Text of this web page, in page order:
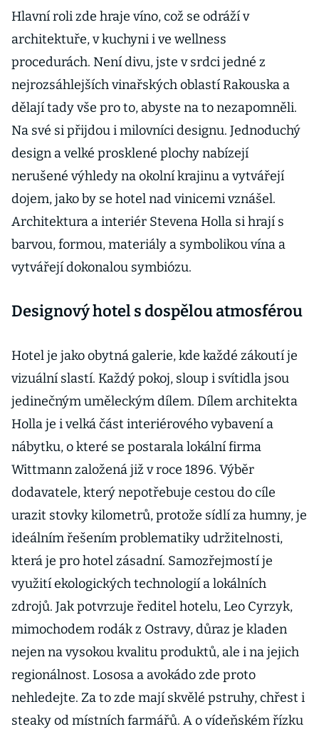
Hlavní roli zde hraje víno, což se odráží v
architektuře, v kuchyni i ve wellness
procedurách. Není divu, jste v srdci jedné z
nejrozsáhlejších vinařských oblastí Rakouska a
dělají tady vše pro to, abyste na to nezapomněli.
Na své si přijdou i milovníci designu. Jednoduchý
design a velké prosklené plochy nabízejí
nerušené výhledy na okolní krajinu a vytvářejí
dojem, jako by se hotel nad vinicemi vznášel.
Architektura a interiér Stevena Holla si hrají s
barvou, formou, materiály a symbolikou vína a
vytvářejí dokonalou symbiózu.
Designový hotel s dospělou atmosférou
Hotel je jako obytná galerie, kde každé zákoutí je
vizuální slastí. Každý pokoj, sloup i svítidla jsou
jedinečným uměleckým dílem. Dílem architekta
Holla je i velká část interiérového vybavení a
nábytku, o které se postarala lokální firma
Wittmann založená již v roce 1896. Výběr
dodavatele, který nepotřebuje cestou do cíle
urazit stovky kilometrů, protože sídlí za humny, je
ideálním řešením problematiky udržitelnosti,
která je pro hotel zásadní. Samozřejmostí je
využití ekologických technologií a lokálních
zdrojů. Jak potvrzuje ředitel hotelu, Leo Cyrzyk,
mimochodem rodák z Ostravy, důraz je kladen
nejen na vysokou kvalitu produktů, ale i na jejich
regionálnost. Lososa a avokádo zde proto
nehledejte. Za to zde mají skvělé pstruhy, chřest i
steaky od místních farmářů. A o vídeňském řízku